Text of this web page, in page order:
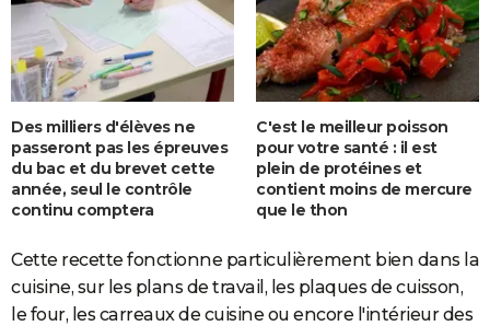
Des milliers d'élèves ne
passeront pas les épreuves
du bac et du brevet cette
année, seul le contrôle
continu comptera
C'est le meilleur poisson
pour votre santé : il est
plein de protéines et
contient moins de mercure
que le thon
Cette recette fonctionne particulièrement bien dans la
cuisine, sur les plans de travail, les plaques de cuisson,
le four, les carreaux de cuisine ou encore l'intérieur des